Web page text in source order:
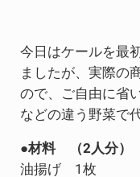
今日はケールを最
ましたが、実際の
ので、ご自由に省
などの違う野菜で
●材料 （2人分）
油揚げ 1枚